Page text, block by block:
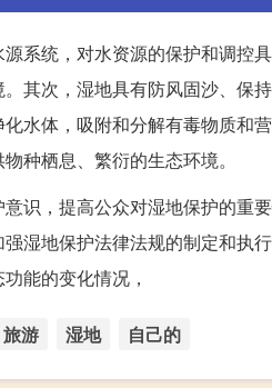
系统，对水资源的保护和调控
其次，湿地具有防风固沙、保
水体，吸附和分解有毒物质和
种栖息、繁衍的生态环境。
识，提高公众对湿地保护的重
湿地保护法律法规的制定和执
能的变化情况，
旅游 湿地 自己的